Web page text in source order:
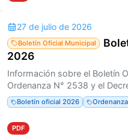
27 de julio de 2026
Boletín Oficial Municipal
2026
Información sobre el Boletín
Ordenanza N° 2538 y el
Boletín oficial 2026
PDF